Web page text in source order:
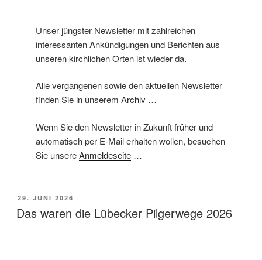
Genuss.“
Unser jüngster Newsletter mit zahlreichen
interessanten Ankündigungen und Berichten aus
unseren kirchlichen Orten ist wieder da.
Alle vergangenen sowie den aktuellen Newsletter
finden Sie in unseremArchiv …
Wenn Sie den Newsletter in Zukunft früher und
automatisch per E-Mail erhalten wollen, besuchen
Sie unsereAnmeldeseite …
VERÖFFENTLICHT
AM
29. JUNI 2026
Das waren die Lübecker Pilgerwege 2026